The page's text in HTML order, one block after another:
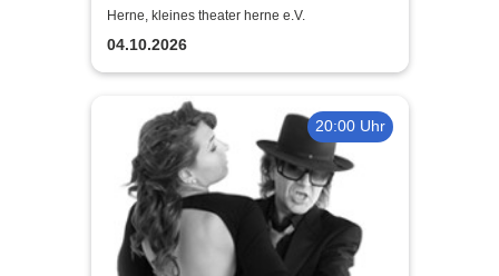
Interaktives Kindermusical |
Kleines Theater Herne
Herne, kleines theater herne e.V.
04.10.2026
20:00 Uhr